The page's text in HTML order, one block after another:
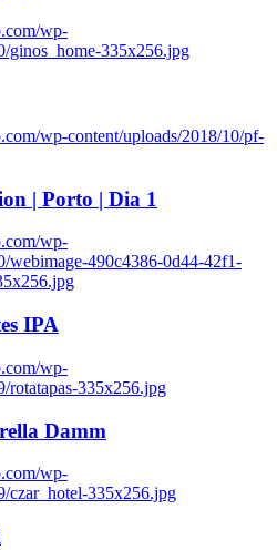
wp-
ginos_home-335x256.jpg
wp-content/uploads/2018/10/pf-
| Porto | Dia 1
wp-
webimage-490c4386-0d44-42f1-
IPA
wp-
rotatapas-335x256.jpg
Damm
wp-
czar_hotel-335x256.jpg